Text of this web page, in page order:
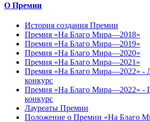
О Премии
История создания Премии
Премия «На Благо Мира—2018»
Премия «На Благо Мира—2019»
Премия «На Благо Мира—2020»
Премия «На Благо Мира—2021»
Премия «На Благо Мира—2022» -
конкурс
Премия «На Благо Мира—2022» -
конкурс
Лауреаты Премии
Положение о Премии «На Благо